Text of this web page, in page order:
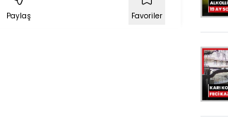
Paylaş Favoriler